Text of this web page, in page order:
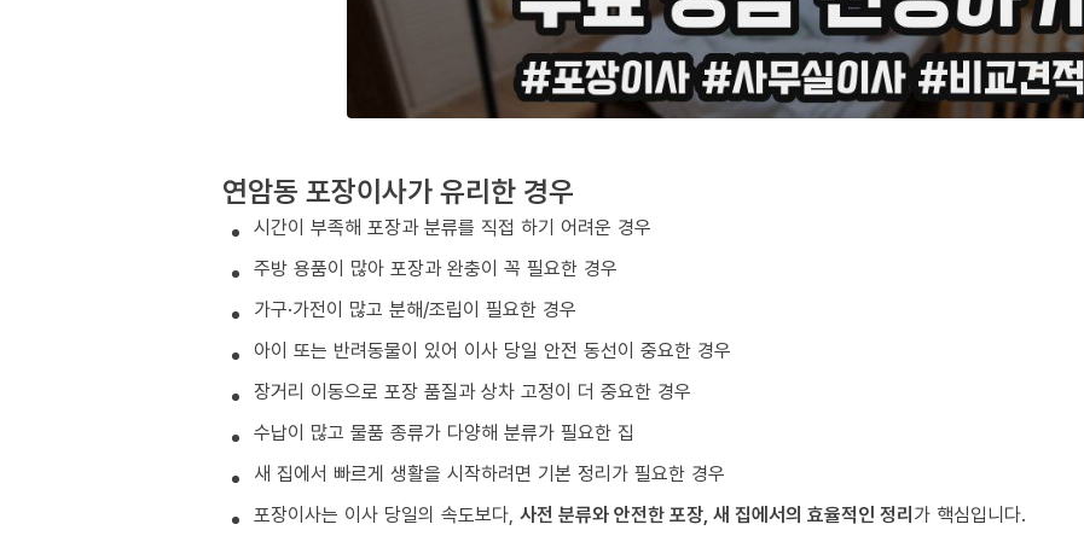
연암동 포장이사가 유리한 경우
시간이 부족해 포장과 분류를 직접 하기 어려운 경우
주방 용품이 많아 포장과 완충이 꼭 필요한 경우
가구·가전이 많고 분해/조립이 필요한 경우
아이 또는 반려동물이 있어 이사 당일 안전 동선이 중요한 경우
장거리 이동으로 포장 품질과 상차 고정이 더 중요한 경우
수납이 많고 물품 종류가 다양해 분류가 필요한 집
새 집에서 빠르게 생활을 시작하려면 기본 정리가 필요한 경우
포장이사는 이사 당일의 속도보다, 사전 분류와 안전한 포장, 새 집에서의 효율적인 정리가 핵심입니다.